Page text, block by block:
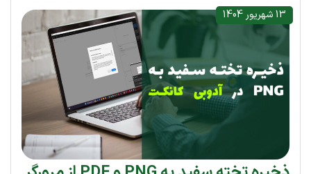
13 شهریور 1404